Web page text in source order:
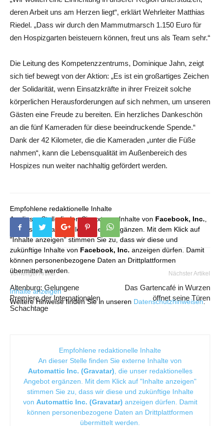
deren Arbeit uns am Herzen liegt“, erklärt Wehrleiter Matthias
Riedel. „Dass wir durch den Mammutmarsch 1.150 Euro für
den Hospizgarten beisteuern können, freut uns als Team sehr.“
Die Leitung des Kompetenzzentrums, Dominique Jahn, zeigt
sich tief bewegt von der Aktion: „Es ist ein großartiges Zeichen
der Solidarität, wenn Einsatzkräfte in ihrer Freizeit solche
körperlichen Herausforderungen auf sich nehmen, um unseren
Gästen eine Freude zu bereiten. Ein herzliches Dankeschön
an die fünf Kameraden für diese beeindruckende Spende.“
Dank der 42 Kilometer, die die Kameraden „unter die Füße
nahmen“, kann die Lebensqualität im Außenbereich des
Hospizes nun weiter nachhaltig gefördert werden.
Empfohlene redaktionelle Inhalte
An dieser Stelle finden Sie externe Inhalte von Facebook, Inc.
die unser redaktionelles Angebot ergänzen. Mit dem Klick auf
"Inhalte anzeigen" stimmen Sie zu, dass wir diese und
zukünftige Inhalte von Facebook, Inc. anzeigen dürfen. Damit
können personenbezogene Daten an Drittplattformen
übermittelt werden.
Inhalte anzeigen
Weitere Hinweise finden Sie in unseren Datenschutzhinweisen.
Vorheriger Artikel
Altenburg: Gelungene
Premiere der Internationalen
Schachtage
Nächster Artikel
Das Gartencafé in Wurzen
öffnet seine Türen
Empfohlene redaktionelle Inhalte
An dieser Stelle finden Sie externe Inhalte von
Automattic Inc. (Gravatar) , die unser redaktionelles
Angebot ergänzen. Mit dem Klick auf "Inhalte anzeigen"
stimmen Sie zu, dass wir diese und zukünftige Inhalte
von Automattic Inc. (Gravatar) anzeigen dürfen. Damit
können personenbezogene Daten an Drittplattformen
übermittelt werden.